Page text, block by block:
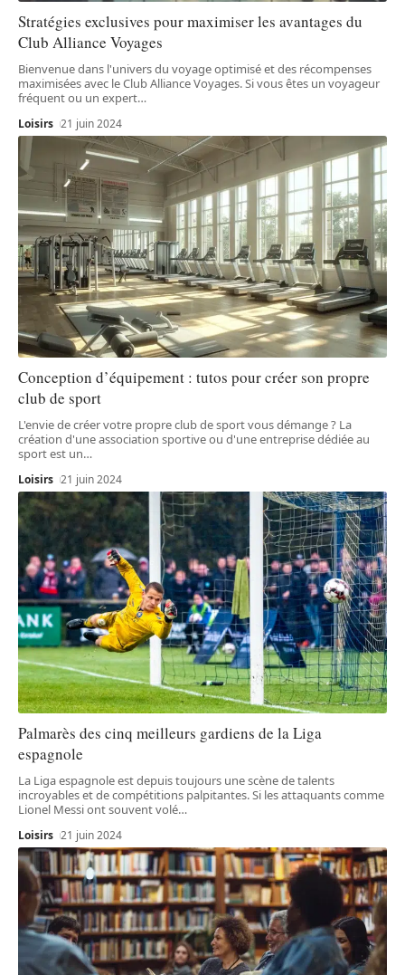
Stratégies exclusives pour maximiser les avantages du
Club Alliance Voyages
Bienvenue dans l'univers du voyage optimisé et des récompenses
maximisées avec le Club Alliance Voyages. Si vous êtes un voyageur
fréquent ou un expert…
Loisirs 21 juin 2024
Conception d’équipement : tutos pour créer son propre
club de sport
L'envie de créer votre propre club de sport vous démange ? La
création d'une association sportive ou d'une entreprise dédiée au
sport est un…
Loisirs 21 juin 2024
Palmarès des cinq meilleurs gardiens de la Liga
espagnole
La Liga espagnole est depuis toujours une scène de talents
incroyables et de compétitions palpitantes. Si les attaquants comme
Lionel Messi ont souvent volé…
Loisirs 21 juin 2024